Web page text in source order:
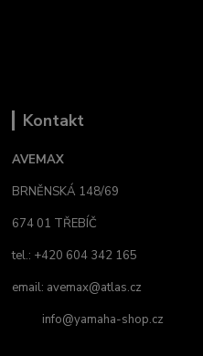
Kontakt
AVEMAX
BRNĚNSKÁ 148/69
674 01 TŘEBÍČ
tel.: +420 604 342 165
email: avemax@atlas.cz
info@yamaha-shop.cz